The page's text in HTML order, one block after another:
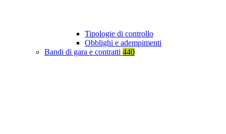
Tipologie di controllo
Obblighi e adempimenti
Bandi di gara e contratti 440